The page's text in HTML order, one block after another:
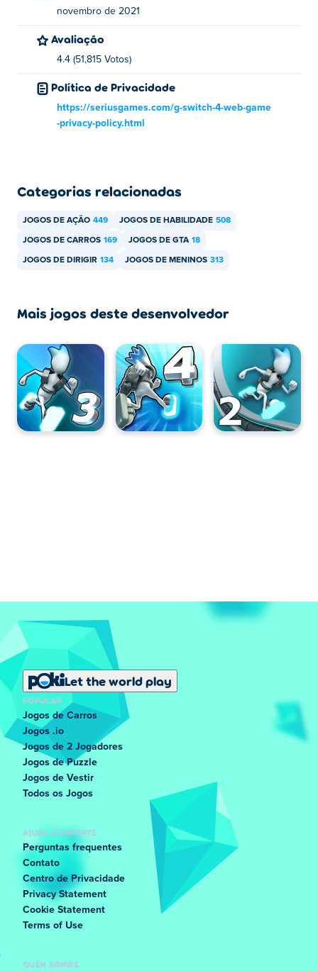
G-Switch,G-Switch 2eG-Switch 3
novembro de 2021
Avaliação
4.4 (51,815 Votos)
Política de Privacidade
https://seriusgames.com/g-switch-4-web-game
-privacy-policy.html
Categorias relacionadas
JOGOS DE AÇÃO 449 JOGOS DE HABILIDADE 508
JOGOS DE CARROS 169 JOGOS DE GTA 18
JOGOS DE DIRIGIR 134 JOGOS DE MENINOS 313
Mais jogos deste desenvolvedor
Let the world play
POPULAR
Jogos de Carros
Jogos .io
Jogos de 2 Jogadores
Jogos de Puzzle
Jogos de Vestir
Todos os Jogos
AJUDA E SUPORTE
Perguntas frequentes
Contato
Centro de Privacidade
Privacy Statement
Cookie Statement
Terms of Use
QUEM SOMOS